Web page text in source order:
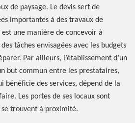
de paysage. Le devis sert de
importantes à des travaux de
est une manière de concevoir à
tâches envisagées avec les budgets
Par ailleurs, l’établissement d’un
but commun entre les prestataires,
bénéficie des services, dépend de la
Les portes de ses locaux sont
trouvent à proximité.